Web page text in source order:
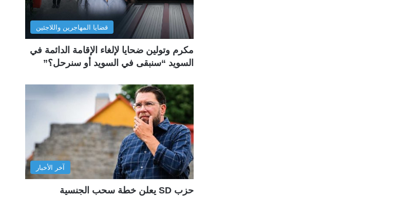
قضايا المهاجرين واللاجئين
مكرم وتولين ضحايا لإلغاء الإقامة الدائمة في
السويد “سنبقى في السويد أو سنرحل؟”
آخر الأخبار
حزب SD يعلن خطة سحب الجنسية